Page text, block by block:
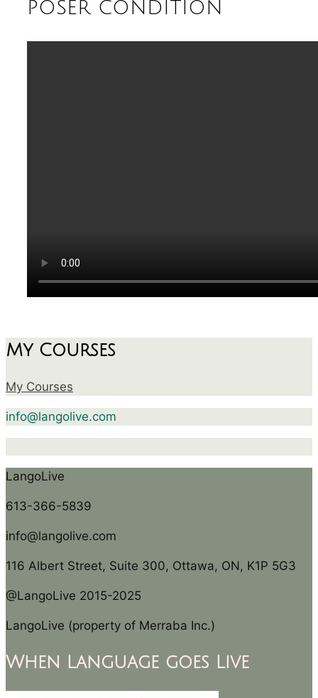
poser condition
My Courses
My Courses
info@langolive.com
LangoLive
613-366-5839
info@langolive.com
116 Albert Street, Suite 300, Ottawa, ON, K1P 5G3
@LangoLive 2015-2025
LangoLive (property of Merraba Inc.)
When Language goes Live